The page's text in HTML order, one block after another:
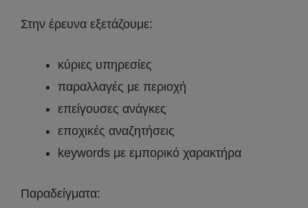
Στην έρευνα εξετάζουμε:
κύριες υπηρεσίες
παραλλαγές με περιοχή
επείγουσες ανάγκες
εποχικές αναζητήσεις
keywords με εμπορικό χαρακτήρα
Παραδείγματα: